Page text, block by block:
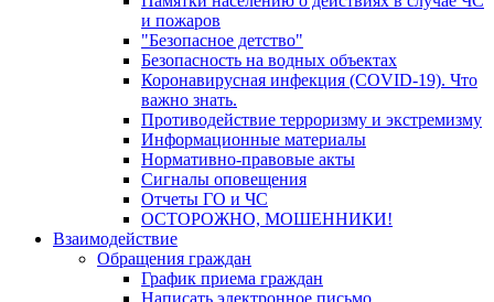
и пожаров
"Безопасное детство"
Безопасность на водных объектах
Коронавирусная инфекция (COVID-19). Что
важно знать.
Противодействие терроризму и экстремизму
Информационные материалы
Нормативно-правовые акты
Сигналы оповещения
Отчеты ГО и ЧС
ОСТОРОЖНО, МОШЕННИКИ!
Взаимодействие
Обращения граждан
График приема граждан